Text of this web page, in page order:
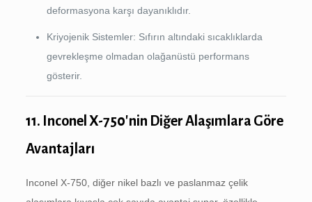
deformasyona karşı dayanıklıdır.
Kriyojenik Sistemler: Sıfırın altındaki sıcaklıklarda
gevrekleşme olmadan olağanüstü performans
gösterir.
11. Inconel X-750'nin Diğer Alaşımlara Göre
Avantajları
Inconel X-750, diğer nikel bazlı ve paslanmaz çelik